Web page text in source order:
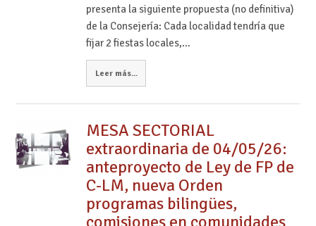
presenta la siguiente propuesta (no definitiva)
de la Consejería: Cada localidad tendría que
fijar 2 fiestas locales,…
Leer más...
MESA SECTORIAL
extraordinaria de 04/05/26:
anteproyecto de Ley de FP de
C-LM, nueva Orden
programas bilingües,